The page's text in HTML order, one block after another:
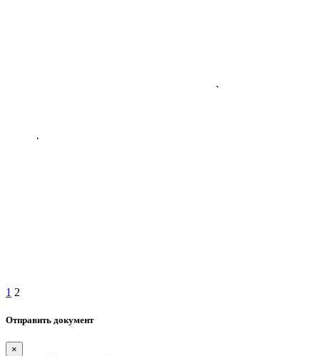
1 2
Отправить документ
×